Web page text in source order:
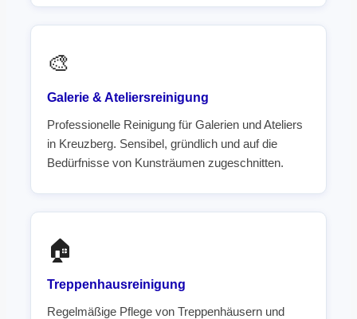
🎨
Galerie & Ateliersreinigung
Professionelle Reinigung für Galerien und Ateliers
in Kreuzberg. Sensibel, gründlich und auf die
Bedürfnisse von Kunsträumen zugeschnitten.
🏠
Treppenhausreinigung
Regelmäßige Pflege von Treppenhäusern und